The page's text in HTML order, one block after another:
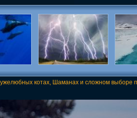
котах, Шаманах и сложном выборе